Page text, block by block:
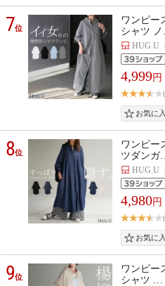
7位
ワンピー
シャツ ノ
HUG.U
4,999円
8位
ワンピー
ツダンガ…
HUG.U
4,980円
9位
ワンピー
シャツ …